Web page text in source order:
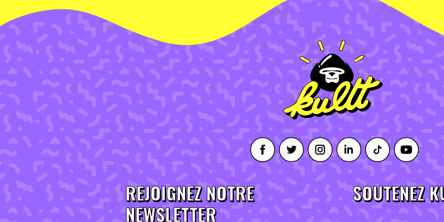
REJOIGNEZ NOTRE
NEWSLETTER
SOUTENEZ